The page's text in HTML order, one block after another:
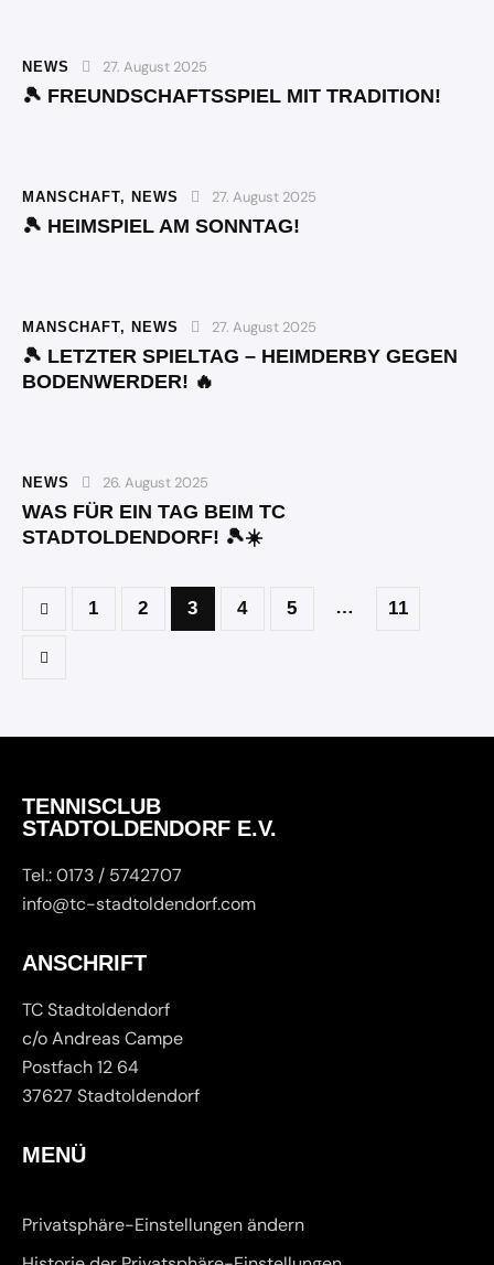
NEWS 27. August 2025
🎾 FREUNDSCHAFTSSPIEL MIT TRADITION!
MANSCHAFT, NEWS 27. August 2025
🎾 HEIMSPIEL AM SONNTAG!
MANSCHAFT, NEWS 27. August 2025
🎾 LETZTER SPIELTAG – HEIMDERBY GEGEN
BODENWERDER! 🔥
NEWS 26. August 2025
WAS FÜR EIN TAG BEIM TC
STADTOLDENDORF! 🎾☀️
1 2 3 4 5 … 11
TENNISCLUB
STADTOLDENDORF E.V.
Tel.: 0173 / 5742707
info@tc-stadtoldendorf.com
ANSCHRIFT
TC Stadtoldendorf
c/o Andreas Campe
Postfach 12 64
37627 Stadtoldendorf
MENÜ
Privatsphäre-Einstellungen ändern